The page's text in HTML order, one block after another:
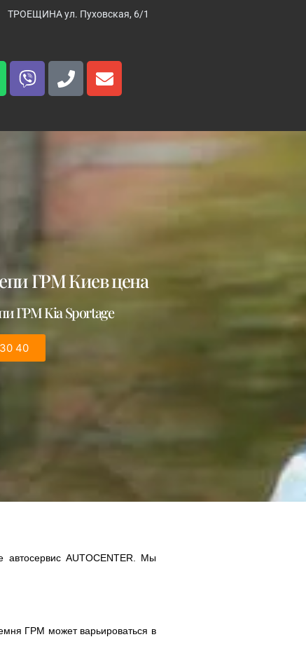
ТРОЕЩИНА ул. Пуховская, 6/1
ГРМ Киев цена
ГРМ Kia Sportage
40
автосервис AUTOCENTER. Мы
ГРМ может варьироваться в